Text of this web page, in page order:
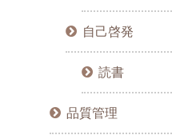
自己啓発
読書
品質管理